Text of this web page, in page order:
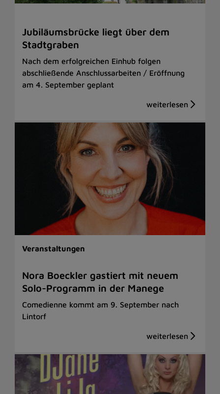
Jubiläumsbrücke liegt über dem
Stadtgraben
Nach dem erfolgreichen Einhub folgen
abschließende Anschlussarbeiten / Eröffnung
am 4. September geplant
Veranstaltungen
Nora Boeckler gastiert mit neuem
Solo-Programm in der Manege
Comedienne kommt am 9. September nach
Lintorf